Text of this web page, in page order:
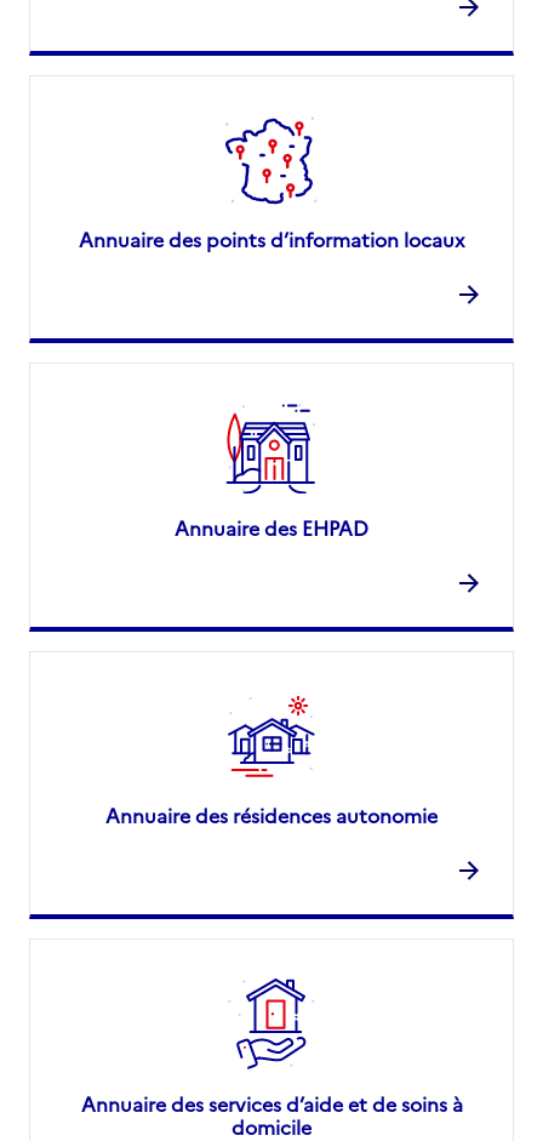
Annuaire des points d’information locaux
Annuaire des EHPAD
Annuaire des résidences autonomie
Annuaire des services d’aide et de soins à
domicile